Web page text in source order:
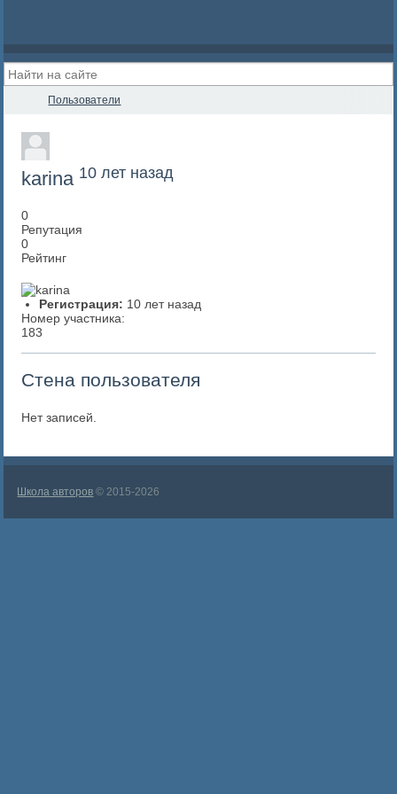
Пользователи
karina 10 лет назад
0
Репутация
0
Рейтинг
Регистрация: 10 лет назад
Номер участника:
183
Стена пользователя
Нет записей.
Школа авторов © 2015-2026